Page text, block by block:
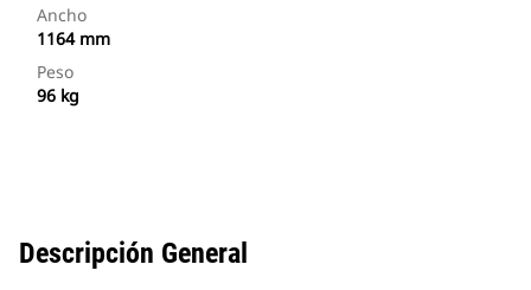
Ancho
1164 mm
Peso
96 kg
Descripción General